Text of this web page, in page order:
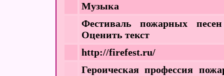
Музыка
Фестиваль пожарных
Оценить текст
http://firefest.ru/
Героическая профессия